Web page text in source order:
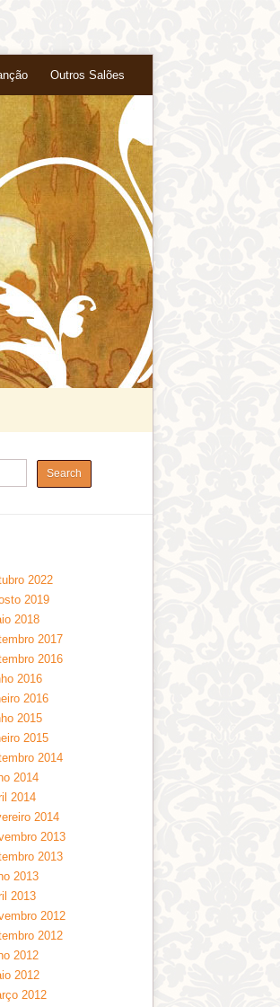
Outros Salões
2022
2019
2018
2017
2016
2016
2016
2015
2015
2014
2014
2014
2014
2013
2013
2013
2013
2012
2012
2012
2012
2012